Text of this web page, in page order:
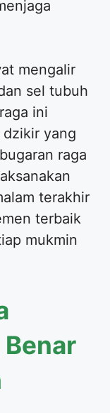
mengalir
sel tubuh
ini
yang
raga
terakhir
terbaik
mukmin